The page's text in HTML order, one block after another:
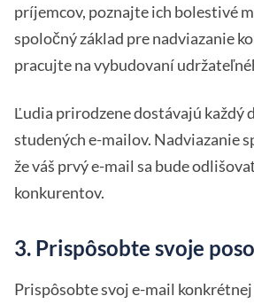
príjemcov, poznajte ich bolestivé
spoločný základ pre nadviazanie
pracujte na vybudovaní
Ľudia prirodzene dostávajú každý
studených e-mailov. Nadviazanie
že váš prvý e-mail sa bude
konkurentov.
3. Prispôsobte svoje
Prispôsobte svoj e-mail